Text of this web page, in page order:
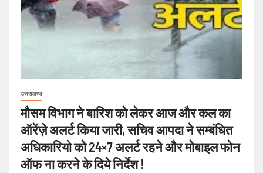
उत्तराखण्ड
मौसम विभाग ने बारिश को लेकर आज और कल का
ऑरेंज़े अलर्ट किया जारी, सचिव आपदा ने सम्बंधित
अधिकारियो को 24×7 अलर्ट रहने और मोबाइल फोन
ऑफ ना करने के दिये निर्देश !